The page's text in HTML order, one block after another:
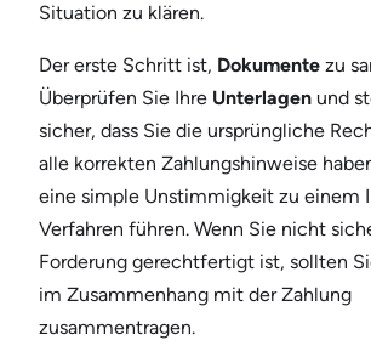
Situation zu klären.
Der erste Schritt ist, Dokumente zu
Überprüfen Sie Ihre Unterlagen und
sicher, dass Sie die ursprüngliche
alle korrekten Zahlungshinweise
eine simple Unstimmigkeit zu einem
Verfahren führen. Wenn Sie nicht
Forderung gerechtfertigt ist, sollten
im Zusammenhang mit der Zahlung
zusammentragen.